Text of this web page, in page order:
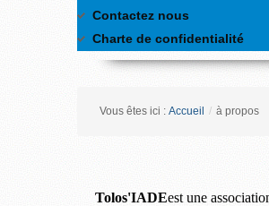
Contactez nous
Charte de confidentialité
Vous êtes ici : Accueil / à propos
Tolos'IADEest une